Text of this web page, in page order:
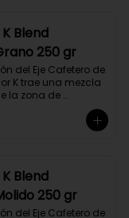
Blend
250 gr
del Eje Cafetero de
K trae una mezcla
la zona de
1.800 y 1.950 msnm.
Castillo, que ha sido
El tueste medio
todos los sabores
café
Blend
250 gr
del Eje Cafetero de